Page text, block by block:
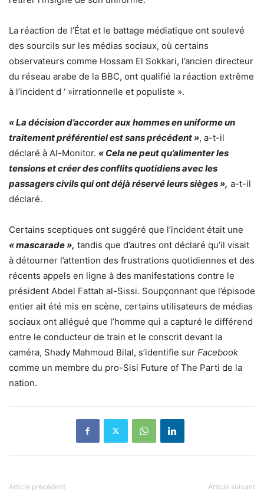
La réaction de l’État et le battage médiatique ont soulevé
des sourcils sur les médias sociaux, où certains
observateurs comme Hossam El Sokkari, l’ancien directeur
du réseau arabe de la BBC, ont qualifié la réaction extrême
à l’incident d ‘ »irrationnelle et populiste ».
« La décision d’accorder aux hommes en uniforme un
traitement préférentiel est sans précédent », a-t-il
déclaré à Al-Monitor. « Cela ne peut qu’alimenter les
tensions et créer des conflits quotidiens avec les
passagers civils qui ont déjà réservé leurs sièges », a-t-il
déclaré.
Certains sceptiques ont suggéré que l’incident était une
« mascarade », tandis que d’autres ont déclaré qu’il visait
à détourner l’attention des frustrations quotidiennes et des
récents appels en ligne à des manifestations contre le
président Abdel Fattah al-Sissi. Soupçonnant que l’épisode
entier ait été mis en scène, certains utilisateurs de médias
sociaux ont allégué que l’homme qui a capturé le différend
entre le conducteur de train et le conscrit devant la
caméra, Shady Mahmoud Bilal, s’identifie sur Facebook
comme un membre du pro-Sisi Future of The Parti de la
nation.
Article précédent Article suivant